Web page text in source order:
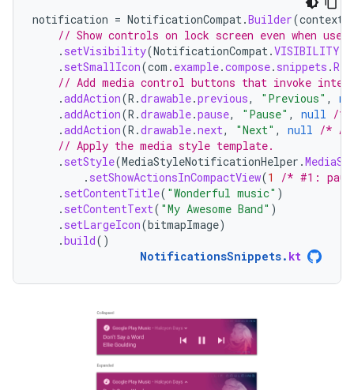
notification = NotificationCompat.Builder(context
// Show controls on lock screen even when
. setVisibility(NotificationCompat.
. setSmallIcon(com . example.compose. snippets .R
// Add media control buttons that invoke
.addAction(R .drawable.previous, "Previous" ,
.addAction(R .drawable.pause, "Pause" , null /*
.addAction(R .drawable.next, "Next" , null /*
// Apply the media style template.
. setStyle(MediaStyleNotificationHelper .
. setShowActionsInCompactView(1
/* #1:
. setContentTitle( "Wonderful music" )
. setContentText( "My Awesome Band" )
. setLargeIcon(bitmapImage)
.build()
NotificationsSnippets. kt